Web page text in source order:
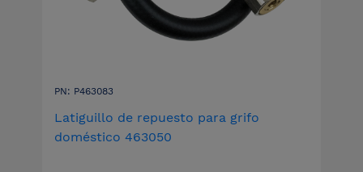
PN: P463083
Latiguillo de repuesto para grifo
doméstico 463050